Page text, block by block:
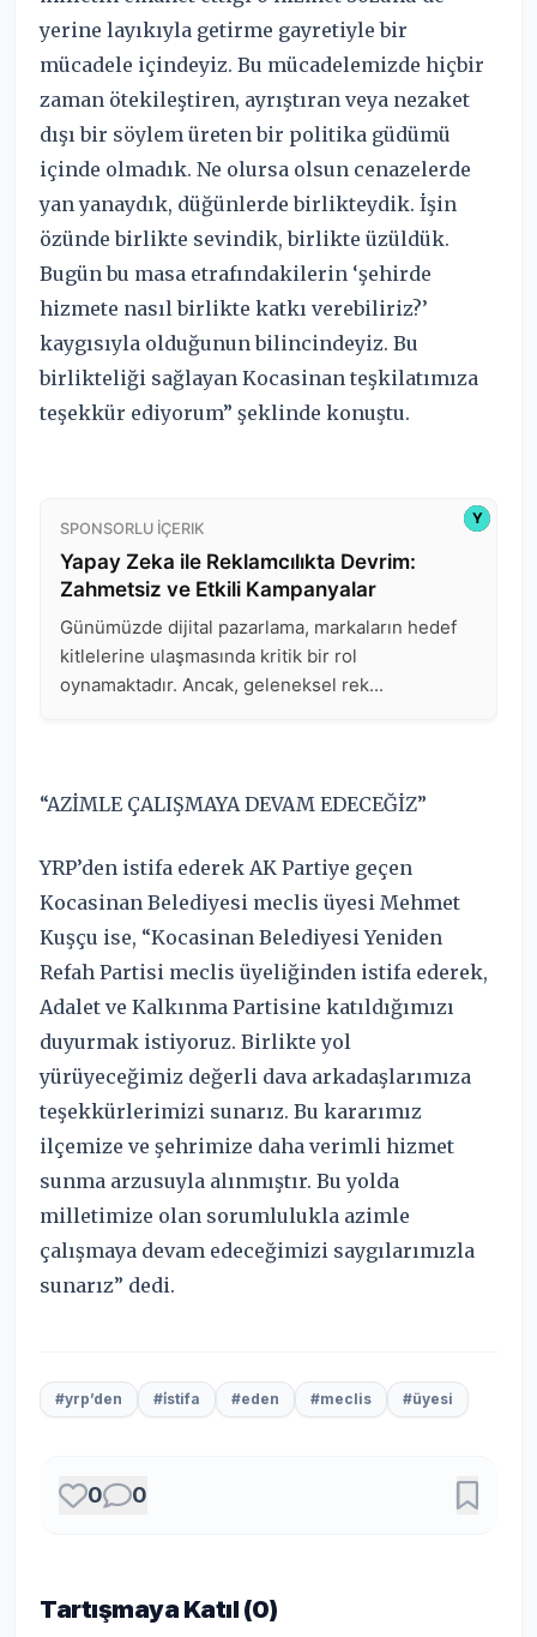
yerine layıkıyla getirme gayretiyle bir
mücadele içindeyiz. Bu mücadelemizde hiçbir
zaman ötekileştiren, ayrıştıran veya nezaket
dışı bir söylem üreten bir politika güdümü
içinde olmadık. Ne olursa olsun cenazelerde
yan yanaydık, düğünlerde birlikteydik. İşin
özünde birlikte sevindik, birlikte üzüldük.
Bugün bu masa etrafındakilerin ‘şehirde
hizmete nasıl birlikte katkı verebiliriz?’
kaygısıyla olduğunun bilincindeyiz. Bu
birlikteliği sağlayan Kocasinan teşkilatımıza
teşekkür ediyorum” şeklinde konuştu.
“AZİMLE ÇALIŞMAYA DEVAM EDECEĞİZ”
YRP’den istifa ederek AK Partiye geçen
Kocasinan Belediyesi meclis üyesi Mehmet
Kuşçu ise, “Kocasinan Belediyesi Yeniden
Refah Partisi meclis üyeliğinden istifa ederek,
Adalet ve Kalkınma Partisine katıldığımızı
duyurmak istiyoruz. Birlikte yol
yürüyeceğimiz değerli dava arkadaşlarımıza
teşekkürlerimizi sunarız. Bu kararımız
ilçemize ve şehrimize daha verimli hizmet
sunma arzusuyla alınmıştır. Bu yolda
milletimize olan sorumlulukla azimle
çalışmaya devam edeceğimizi saygılarımızla
sunarız” dedi.
#yrp’den #i̇stifa #eden #meclis #üyesi
0 0
Tartışmaya Katıl (0)